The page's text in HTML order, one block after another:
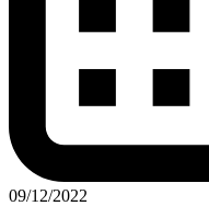
09/12/2022